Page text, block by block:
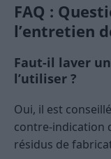
FAQ :
l’entretien
Faut-il laver
l’utiliser ?
Oui, il est
contre-indication
résidus de